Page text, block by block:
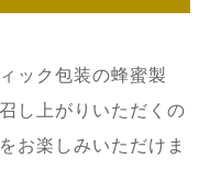
ック包装の蜂蜜製
し上がりいただくの
お楽しみいただけま